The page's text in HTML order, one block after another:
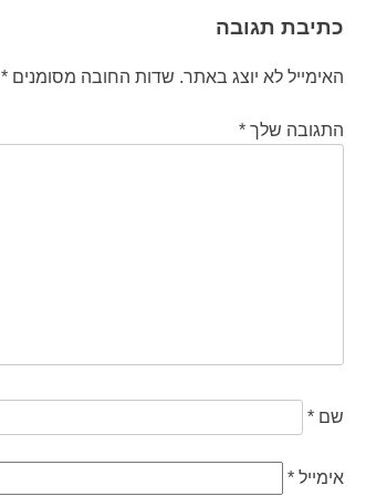
כתיבת תגובה
האימייל לא יוצג באתר. שדות החובה מסומנים *
התגובה שלך *
שם *
אימייל *